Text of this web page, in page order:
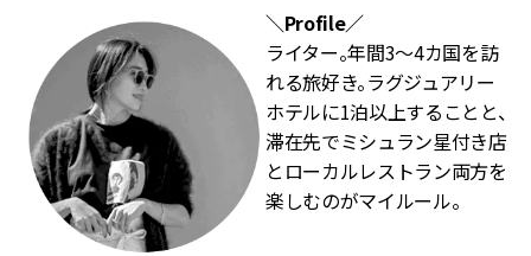
＼Profile／
ライター。年間3～4カ国を訪
れる旅好き。ラグジュアリー
ホテルに1泊以上することと、
滞在先でミシュラン星付き店
とローカルレストラン両方を
楽しむのがマイルール。